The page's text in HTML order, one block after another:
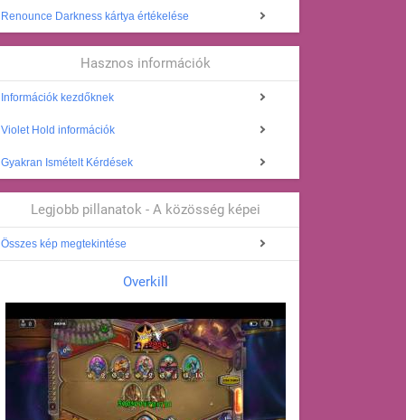
Renounce Darkness kártya értékelése
Hasznos információk
Információk kezdőknek
Violet Hold információk
Gyakran Ismételt Kérdések
Legjobb pillanatok - A közösség képei
Összes kép megtekintése
Overkill